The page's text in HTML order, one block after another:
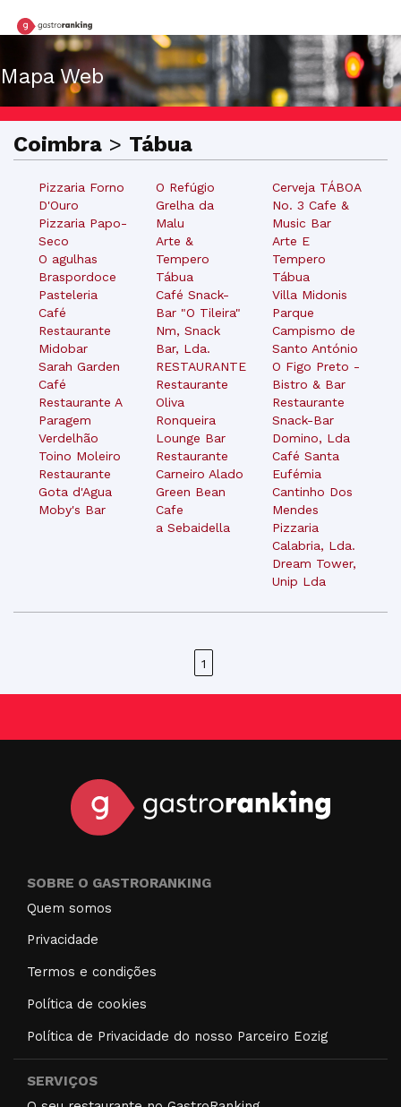
Mapa Web
Coimbra > Tábua
Pizzaria Forno
D'Ouro
Pizzaria Papo-
Seco
O agulhas
Braspordoce
Pasteleria
Café
Restaurante
Midobar
Sarah Garden
Café
Restaurante A
Paragem
Verdelhão
Toino Moleiro
Restaurante
Gota d'Agua
Moby's Bar
O Refúgio
Grelha da
Malu
Arte &
Tempero
Tábua
Café Snack-
Bar "O Tileira"
Nm, Snack
Bar, Lda.
RESTAURANTE
Restaurante
Oliva
Ronqueira
Lounge Bar
Restaurante
Carneiro Alado
Green Bean
Cafe
a Sebaidella
Cerveja TÁBOA
No. 3 Cafe &
Music Bar
Arte E
Tempero
Tábua
Villa Midonis
Parque
Campismo de
Santo António
O Figo Preto -
Bistro & Bar
Restaurante
Snack-Bar
Domino, Lda
Café Santa
Eufémia
Cantinho Dos
Mendes
Pizzaria
Calabria, Lda.
Dream Tower,
Unip Lda
1
SOBRE O GASTRORANKING
Quem somos
Privacidade
Termos e condições
Política de cookies
Política de Privacidade do nosso Parceiro Eozig
SERVIÇOS